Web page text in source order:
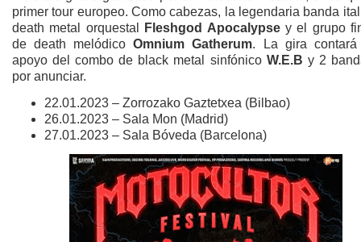
primer tour europeo. Como cabezas, la legendaria banda
death metal orquestal
Fleshgod Apocalypsey el grupo
de death melódicoOmnium Gatherum. La gira
apoyo del combo de black metal sinfónico W.E.B y 2
por anunciar.
22.01.2023 – Zorrozako Gaztetxea (Bilbao)
26.01.2023 – Sala Mon (Madrid)
27.01.2023 – Sala Bóveda (Barcelona)